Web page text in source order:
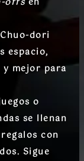
Chuo-dori
espacio,
y mejor para
o
se llenan
con
Sigue